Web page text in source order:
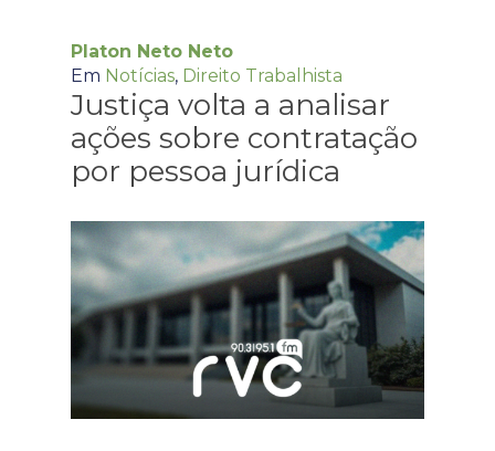
Platon Neto Neto
Em Notícias, Direito Trabalhista
Justiça volta a analisar
ações sobre contratação
por pessoa jurídica